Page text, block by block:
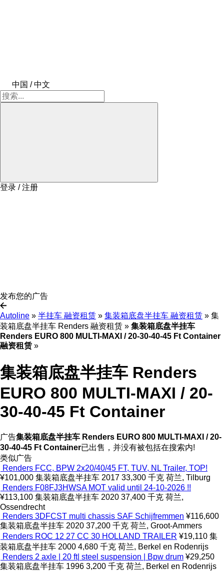
中国 / 中文
登录 / 注册
发布您的广告
Autoline » 半挂车 融资租赁 » 集装箱底盘半挂车 融资租赁 » 集
装箱底盘半挂车 Renders 融资租赁 » 集装箱底盘半挂车
Renders EURO 800 MULTI-MAXI / 20-30-40-45 Ft Container
融资租赁 »
集装箱底盘半挂车 Renders
EURO 800 MULTI-MAXI / 20-
30-40-45 Ft Container
广告集装箱底盘半挂车 Renders EURO 800 MULTI-MAXI / 20-
30-40-45 Ft Container已出售，并没有被包括在搜索内!
类似广告
Renders FCC, BPW 2x20/40/45 FT, TUV, NL Trailer, TOP!
¥101,000 集装箱底盘半挂车 2017 33,300 千克 荷兰, Tilburg
Renders F08FJ3HWSA MOT valid until 24-10-2026 !!
¥113,100 集装箱底盘半挂车 2020 37,400 千克 荷兰,
Ossendrecht
Renders 3DFCST multi chassis SAF Schijfremmen ¥116,600
集装箱底盘半挂车 2020 37,200 千克 荷兰, Groot-Ammers
Renders ROC 12 27 CC 30 HOLLAND TRAILER ¥19,110 集
装箱底盘半挂车 2000 4,680 千克 荷兰, Berkel en Rodenrijs
Renders 2 axle | 20 ft| steel suspension | Bpw drum ¥29,250
集装箱底盘半挂车 1996 3,200 千克 荷兰, Berkel en Rodenrijs